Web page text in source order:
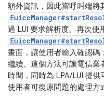
額外資訊，因此當呼叫端將
過 LUI 要求解析度。再次使
畫面，讓使用者輸入確認碼
繼續。這個方法可讓電信業
時間，同時為 LPA/LUI 提
使用者可復原問題的處理方